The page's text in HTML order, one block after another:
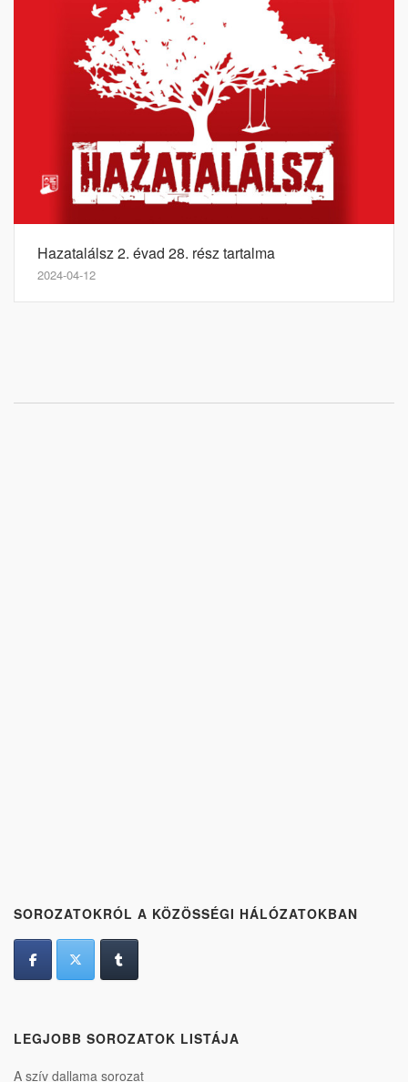
Hazatalálsz 2. évad 28. rész tartalma
2024-04-12
SOROZATOKRÓL A KÖZÖSSÉGI HÁLÓZATOKBAN
LEGJOBB SOROZATOK LISTÁJA
A szív dallama sorozat